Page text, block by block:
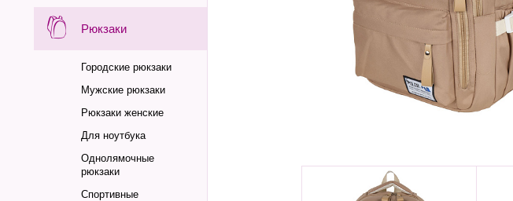
Рюкзаки
Городские рюкзаки
Мужские рюкзаки
Рюкзаки женские
Для ноутбука
Однолямочные
рюкзаки
Спортивные